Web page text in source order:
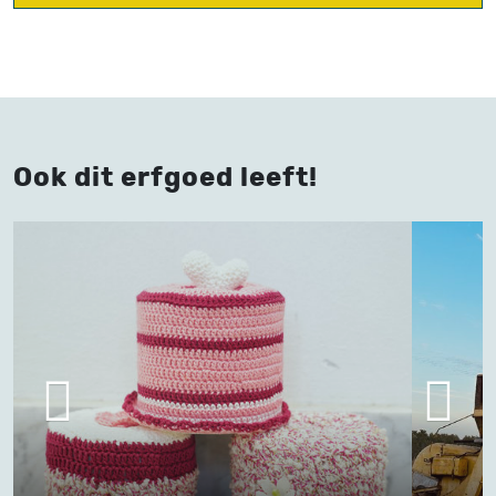
Ook dit erfgoed leeft!